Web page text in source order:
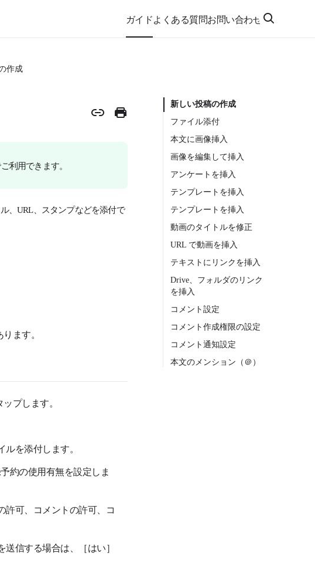
ガイドよくある質問お問い合わせ
作成
利用できます。
、URL、スタンプなどを添付で
ます。
プします。
を添付します。
約の使用有無を設定しま
許可、コメントの許可、コ
信する場合は、［はい］
新しい投稿の作成
ファイル添付
本文に画像挿入
画像を編集して挿入
アンケートを挿入
テンプレートを挿入
テンプレートを挿入
動画のタイトルを修正
URL で動画を挿入
テキストにリンクを挿入
Drive、フォルダのリンク
を挿入
コメント設定
コメント作成権限の設定
コメント通知設定
本文のメンション（＠）